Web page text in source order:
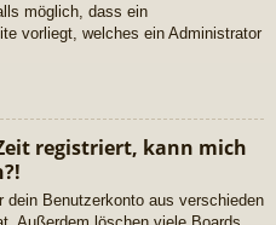
möglich, dass ein
vorliegt, welches ein Administrator
registriert, kann mich
Benutzerkonto aus verschieden